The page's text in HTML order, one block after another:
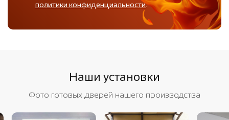
политики конфиденциальности.
Наши установки
Фото готовых дверей нашего производства